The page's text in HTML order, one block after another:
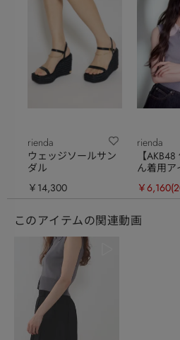
rienda
ウェッジソールサン
ダル
￥14,300
rienda
【
ん着用ア
クニット
￥6,160
このアイテムの関連動画